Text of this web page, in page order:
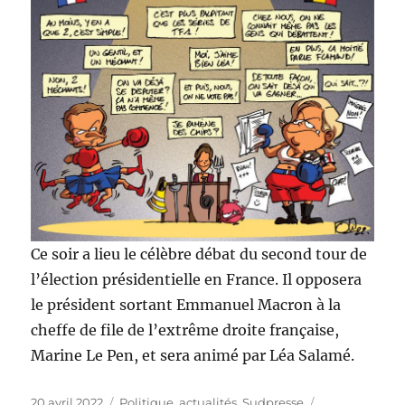
Ce soir a lieu le célèbre débat du second tour de
l’élection présidentielle en France. Il opposera
le président sortant Emmanuel Macron à la
cheffe de file de l’extrême droite française,
Marine Le Pen, et sera animé par Léa Salamé.
Publié
20 avril 2022 Catégories
Politique, actualités,Sudpresse